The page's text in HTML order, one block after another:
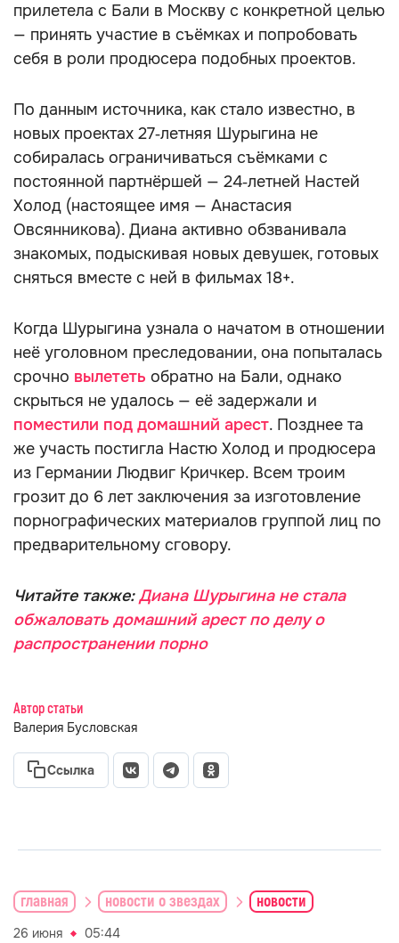
прилетела с Бали в Москву с конкретной целью
— принять участие в съёмках и попробовать
себя в роли продюсера подобных проектов.
По данным источника, как стало известно, в
новых проектах 27‑летняя Шурыгина не
собиралась ограничиваться съёмками с
постоянной партнёршей — 24‑летней Настей
Холод (настоящее имя — Анастасия
Овсянникова). Диана активно обзванивала
знакомых, подыскивая новых девушек, готовых
сняться вместе с ней в фильмах 18+.
Когда Шурыгина узнала о начатом в отношении
неё уголовном преследовании, она попыталась
срочно вылететь обратно на Бали, однако
скрыться не удалось — её задержали и
поместили под домашний арест. Позднее та
же участь постигла Настю Холод и продюсера
из Германии Людвиг Кричкер. Всем троим
грозит до 6 лет заключения за изготовление
порнографических материалов группой лиц по
предварительному сговору.
Читайте также:Диана Шурыгина не стала
обжаловать домашний арест по делу о
распространении порно
Автор статьи
Валерия Бусловская
Ссылка
главная новости о звездах новости
26 июня 05:44